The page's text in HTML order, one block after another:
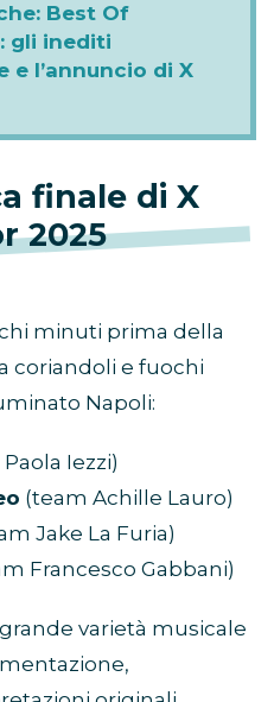
Best Of
gli inediti
e l’annuncio di X
finale di X
2025
minuti prima della
coriandoli e fuochi
Napoli:
Iezzi)
(team Achille Lauro)
Jake La Furia)
Francesco Gabbani)
varietà musicale